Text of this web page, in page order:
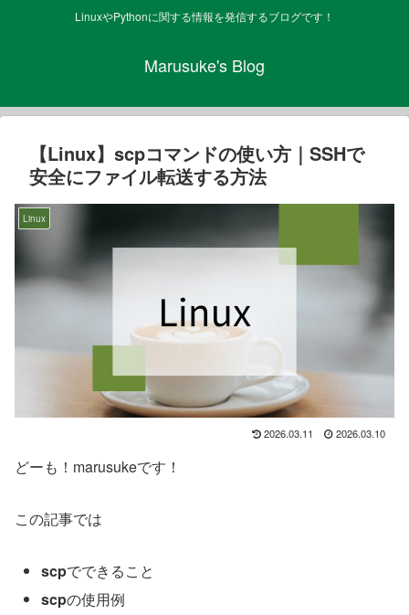
LinuxやPythonに関する情報を発信するブログです！
Marusuke's Blog
【Linux】scpコマンドの使い方｜SSHで
安全にファイル転送する方法
Linux
2026.03.11 2026.03.10
どーも！marusukeです！
この記事では
scpでできること
scpの使用例